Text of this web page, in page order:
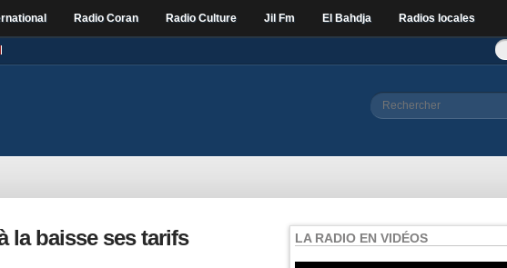
Radio Coran Radio Culture Jil Fm El Bahdja Radios locales
Formulaire de
Rechercher
la baisse ses tarifs LA RADIO EN VIDÉOS